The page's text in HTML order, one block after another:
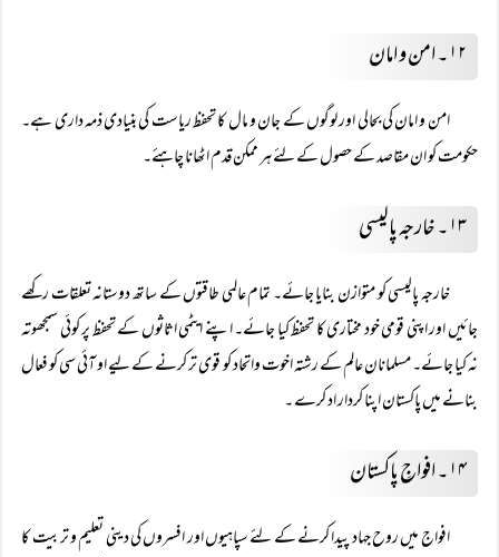
۱۲۔ امن و امان
امن و امان کی بحالی اور لوگوں کے جان و مال کا تحفظ ریاست کی بنیادی ذمہ داری ہے۔
حکومت کو ان مقاصد کے حصول کے لئے ہر ممکن قدم اٹھانا چاہئے۔
۱۳۔ خارجہ پالیسی
خارجہ پالیسی کو متوازن بنایا جائے۔ تمام عالمی طاقتوں کے ساتھ دوستانہ تعلقات رکھے
جائیں اور اپنی قومی خود مختاری کا تحفظ کیا جائے۔ اپنے ایٹمی اثاثوں کے تحفظ پر کوئی سمجھوتہ
نہ کیا جائے۔ مسلمانان عالم کے رشتہ اخوت واتحاد کو قوی تر کرنے کے لیے او آئی سی کو فعال
بنانے میں پاکستان اپنا کردار اد کرے ۔
۱۴۔ افواجِ پاکستان
افواج میں روح جہاد پیدا کرنے کے لئے سپاہیوں اور افسروں کی دینی تعلیم و تربیت کا